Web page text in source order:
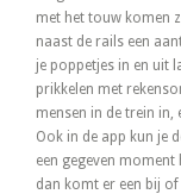
met het touw komen
naast de rails een
je poppetjes in en uit
prikkelen met
mensen in de trein in,
Ook in de app kun je
een gegeven
dan komt er een bij of